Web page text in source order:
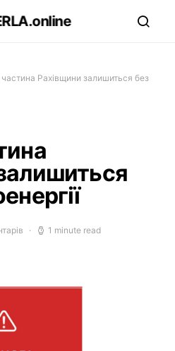
Рахівщини залишиться без
1 minute read